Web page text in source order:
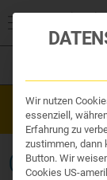
Organe &
Traditionelle
Kosmetik und
Ihr Apotheker
Westend
GRIPPE
Wir nutzen
essenziell,
Erfahrung zu
zustimmen, dann
Button. Wir
Cookies US-